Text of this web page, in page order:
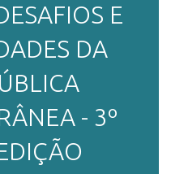
E
DA
- 3º